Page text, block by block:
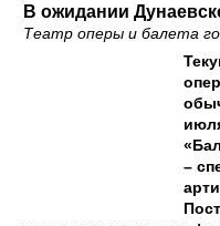
В ожидании
Театр оперы и балета
–